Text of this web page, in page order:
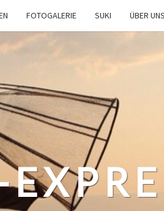
FOTOGALERIE SUKI ÜBER